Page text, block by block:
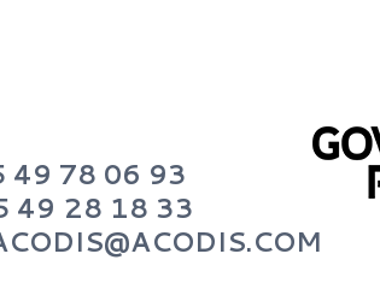
49 78 06 93
49 28 18 33